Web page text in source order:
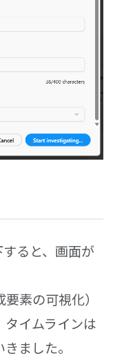
ると、画面が
素の可視化）
タイムラインは
ました。